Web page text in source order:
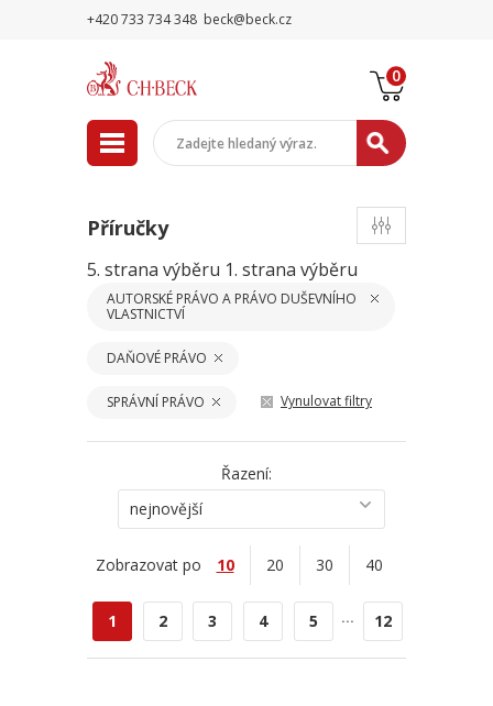
+420 733 734 348 beck@beck.cz
0
Příručky
5. strana výběru 1. strana výběru
AUTORSKÉ PRÁVO A PRÁVO DUŠEVNÍHO
VLASTNICTVÍ
DAŇOVÉ PRÁVO
SPRÁVNÍ PRÁVO Vynulovat filtry
Řazení:
nejnovější
Zobrazovat po 10 20 30 40
1 2 3 4 5 ... 12